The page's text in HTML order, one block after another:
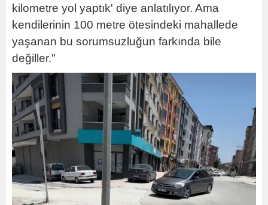
kilometre yol yaptık' diye anlatılıyor. Ama
kendilerinin 100 metre ötesindeki mahallede
yaşanan bu sorumsuzluğun farkında bile
değiller."